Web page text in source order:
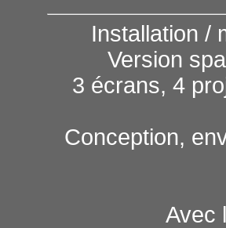
Installation /
Version
3 écrans, 4
Conception,
Avec